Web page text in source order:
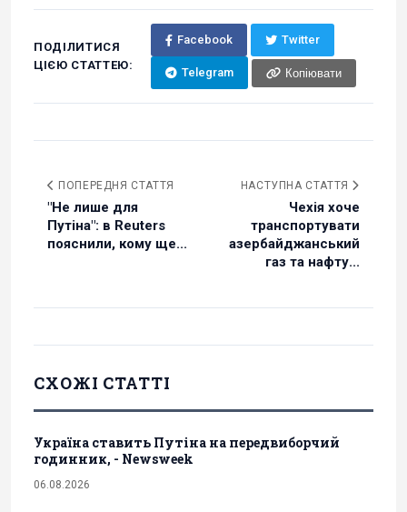
ПОДІЛИТИСЯ
ЦІЄЮ СТАТТЕЮ:
Facebook Twitter
Telegram Копіювати
ПОПЕРЕДНЯ СТАТТЯ
"Не лише для
Путіна": в Reuters
пояснили, кому ще...
НАСТУПНА СТАТТЯ
Чехія хоче
транспортувати
азербайджанський
газ та нафту...
СХОЖІ СТАТТІ
Україна ставить Путіна на передвиборчий
годинник, - Newsweek
06.08.2026